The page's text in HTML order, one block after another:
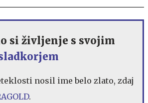
si življenje s svojim
nosil ime belo zlato, zdaj
.